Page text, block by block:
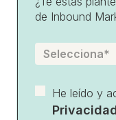
de Inbound
He leído y